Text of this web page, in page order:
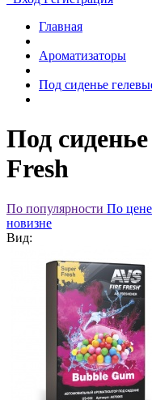
Главная
Ароматизаторы
Под сиденье
Под
Fresh
По популярности По цене
новизне
Вид: